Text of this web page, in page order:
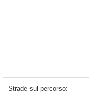
Strade sul percorso: